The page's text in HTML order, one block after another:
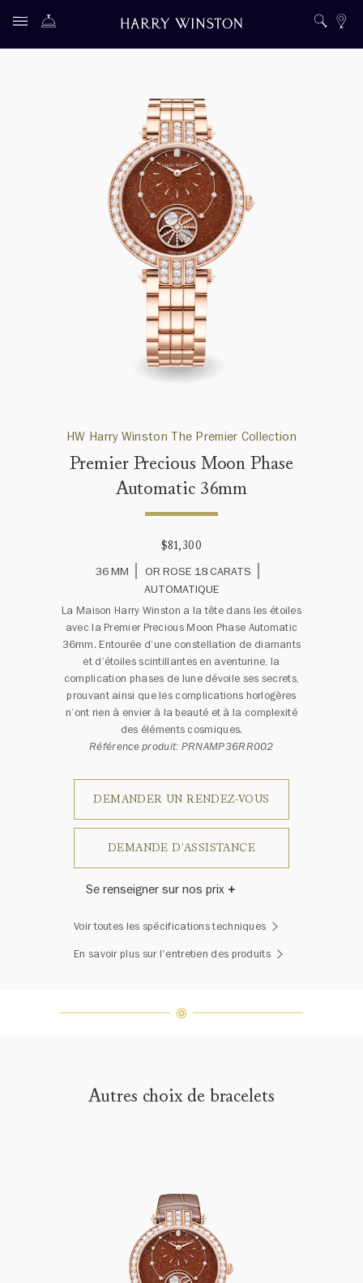
HW Harry Winston The Premier Collection
Premier Precious Moon Phase
Automatic 36mm
$81,300
36 MM
OR ROSE 18 CARATS
AUTOMATIQUE
La Maison Harry Winston a la tête dans les étoiles
avec la Premier Precious Moon Phase Automatic
36mm. Entourée d’une constellation de diamants
et d’étoiles scintillantes en aventurine, la
complication phases de lune dévoile ses secrets,
prouvant ainsi que les complications horlogères
n’ont rien à envier à la beauté et à la complexité
des éléments cosmiques.
Référence produit: PRNAMP36RR002
DEMANDER UN RENDEZ-VOUS
DEMANDE D'ASSISTANCE
Se renseigner sur nos prix
n'y a pas deux diamants qui se
ressemblent.» Chaque bijou de la
Maison Harry Winston présente un
poids en carats et la quantité de
clientèle
Voir toutes les spécifications techniques
En savoir plus sur l'entretien des produits
Autres choix de bracelets